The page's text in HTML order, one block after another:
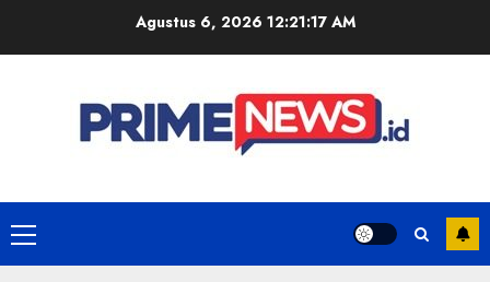
Agustus 6, 2026 12:21:17 AM
Primary
Menu